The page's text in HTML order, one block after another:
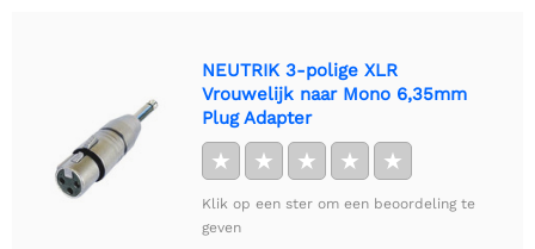
NEUTRIK 3-polige XLR
Vrouwelijk naar Mono 6,35mm
Plug Adapter
★ ★ ★ ★ ★
Klik op een ster om een beoordeling te
geven